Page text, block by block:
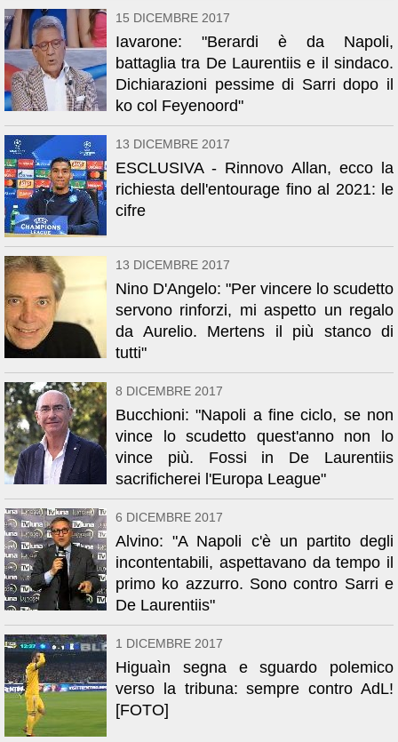
15 DICEMBRE 2017
Iavarone: "Berardi è da Napoli,
battaglia tra De Laurentiis e il sindaco.
Dichiarazioni pessime di Sarri dopo il
ko col Feyenoord"
13 DICEMBRE 2017
ESCLUSIVA - Rinnovo Allan, ecco la
richiesta dell'entourage fino al 2021: le
cifre
13 DICEMBRE 2017
Nino D'Angelo: "Per vincere lo scudetto
servono rinforzi, mi aspetto un regalo
da Aurelio. Mertens il più stanco di
tutti"
8 DICEMBRE 2017
Bucchioni: "Napoli a fine ciclo, se non
vince lo scudetto quest'anno non lo
vince più. Fossi in De Laurentiis
sacrificherei l'Europa League"
6 DICEMBRE 2017
Alvino: "A Napoli c'è un partito degli
incontentabili, aspettavano da tempo il
primo ko azzurro. Sono contro Sarri e
De Laurentiis"
1 DICEMBRE 2017
Higuaìn segna e sguardo polemico
verso la tribuna: sempre contro AdL!
[FOTO]